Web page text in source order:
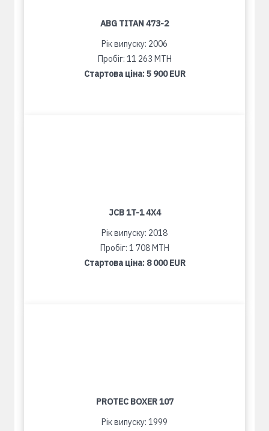
ABG TITAN 473-2
Рік випуску: 2006
Пробіг: 11 263 MTH
Стартова ціна:5 900 EUR
JCB 1T-1 4X4
Рік випуску: 2018
Пробіг: 1 708 MTH
Стартова ціна: 8 000 EUR
PROTEC BOXER 107
Рік випуску: 1999